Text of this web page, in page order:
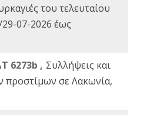
του τελευταίου
07-2026 έως
6273b , Συλλήψεις και
προστίμων σε Λακωνία,